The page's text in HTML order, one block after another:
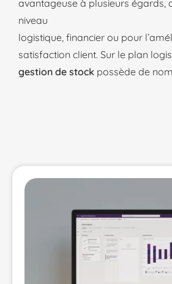
avantageuse à plusieurs égards,
niveau
logistique, financier ou pour
satisfaction client. Sur le plan
gestion de stock possède de